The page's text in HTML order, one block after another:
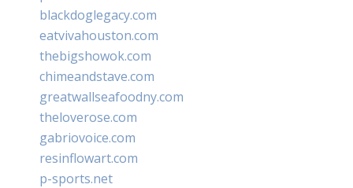
blackdoglegacy.com
eatvivahouston.com
thebigshowok.com
chimeandstave.com
greatwallseafoodny.com
theloverose.com
gabriovoice.com
resinflowart.com
p-sports.net